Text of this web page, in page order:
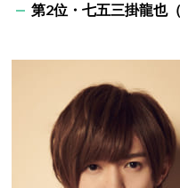
第2位・七五三掛龍也